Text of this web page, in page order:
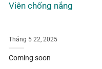
Viên chống nắng
Tháng 5 22, 2025
Coming soon